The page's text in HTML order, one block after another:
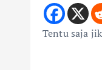
Tentu saja